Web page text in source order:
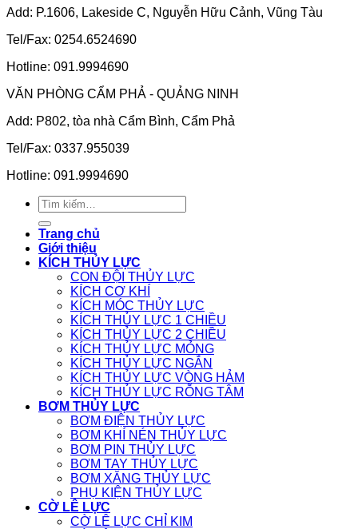
Add: P.1606, Lakeside C, Nguyễn Hữu Cảnh, Vũng Tàu
Tel/Fax: 0254.6524690
Hotline: 091.9994690
VĂN PHÒNG CẨM PHẢ - QUẢNG NINH
Add: P802, tòa nhà Cẩm Bình, Cẩm Phả
Tel/Fax: 0337.955039
Hotline: 091.9994690
Tìm
kiếm:
Trang chủ
Giới thiệu
KÍCH THỦY LỰC
CON ĐỘI THỦY LỰC
KÍCH CƠ KHÍ
KÍCH MÓC THỦY LỰC
KÍCH THỦY LỰC 1 CHIỀU
KÍCH THỦY LỰC 2 CHIỀU
KÍCH THỦY LỰC MỎNG
KÍCH THỦY LỰC NGẮN
KÍCH THỦY LỰC VÒNG HẢM
KÍCH THỦY LỰC RỖNG TÂM
BƠM THỦY LỰC
BƠM ĐIỆN THỦY LỰC
BƠM KHÍ NÉN THỦY LỰC
BƠM PIN THỦY LỰC
BƠM TAY THỦY LỰC
BƠM XĂNG THỦY LỰC
PHỤ KIỆN THỦY LỰC
CỜ LÊ LỰC
CỜ LÊ LỰC CHỈ KIM